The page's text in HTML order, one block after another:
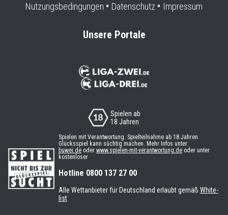
Nutzungsbedingungen Datenschutz Impressum
Unsere Portale
Spielen ab
18 Jahren
Spielen mit Verantwortung. Spielteilnahme ab 18 Jahren.
Glücksspiel kann süchtig machen. Mehr Infos unter:
buwei.deoder www.spielen-mit-verantwortung.deoder unter
kostenloser
Hotline 0800 137 27 00
Alle Wettanbieter für Deutschland erlaubt gemäß White-
list